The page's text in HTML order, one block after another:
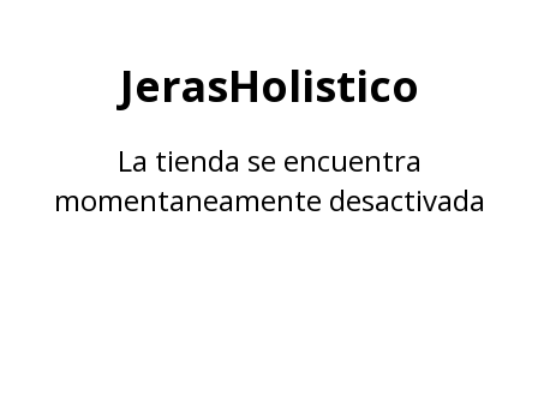
JerasHolistico
La tienda se encuentra
momentaneamente desactivada